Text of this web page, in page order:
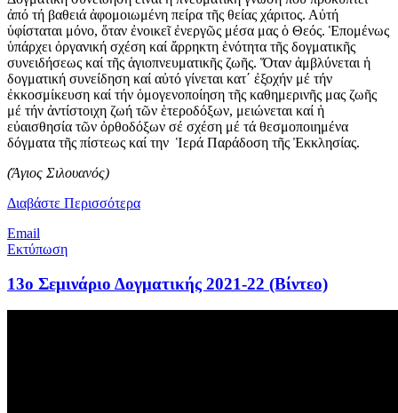
ἀπό τή βαθειά ἀφομοιωμένη πείρα τῆς θείας χάριτος. Αὐτή
ὑφίσταται μόνο, ὅταν ἐνοικεῖ ἐνεργῶς μέσα μας ὁ Θεός. Ἑπομένως
ὑπάρχει ὀργανική σχέση καί ἄρρηκτη ἑνότητα τῆς δογματικῆς
συνειδήσεως καί τῆς ἁγιοπνευματικῆς ζωῆς. Ὅταν ἀμβλύνεται ἡ
δογματική συνείδηση καί αὐτό γίνεται κατ΄ ἐξοχήν μέ τήν
ἐκκοσμίκευση καί τήν ὁμογενοποίηση τῆς καθημερινῆς μας ζωῆς
μέ τήν ἀντίστοιχη ζωή τῶν ἑτεροδόξων, μειώνεται καί ἡ
εὐαισθησία τῶν ὀρθοδόξων σέ σχέση μέ τά θεσμοποιημένα
δόγματα τῆς πίστεως καί την Ἱερά Παράδοση τῆς Ἐκκλησίας.
(Ἅγιος Σιλουανός)
Διαβάστε Περισσότερα
Email
Εκτύπωση
13ο Σεμινάριο Δoγματικής 2021-22 (Βίντεο)